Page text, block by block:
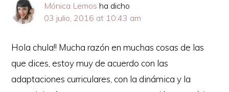
Mónica Lemos ha dicho
03 julio, 2016 at 10:43 am
Hola chula!! Mucha razón en muchas cosas de las
que dices, estoy muy de acuerdo con las
adaptaciones curriculares, con la dinámica y la
Copyright © 2026 · Mónica Lemos - Objetivo tutti frutti
SOBRE MI ENLACES DE AFILIACIÓN COOKIES